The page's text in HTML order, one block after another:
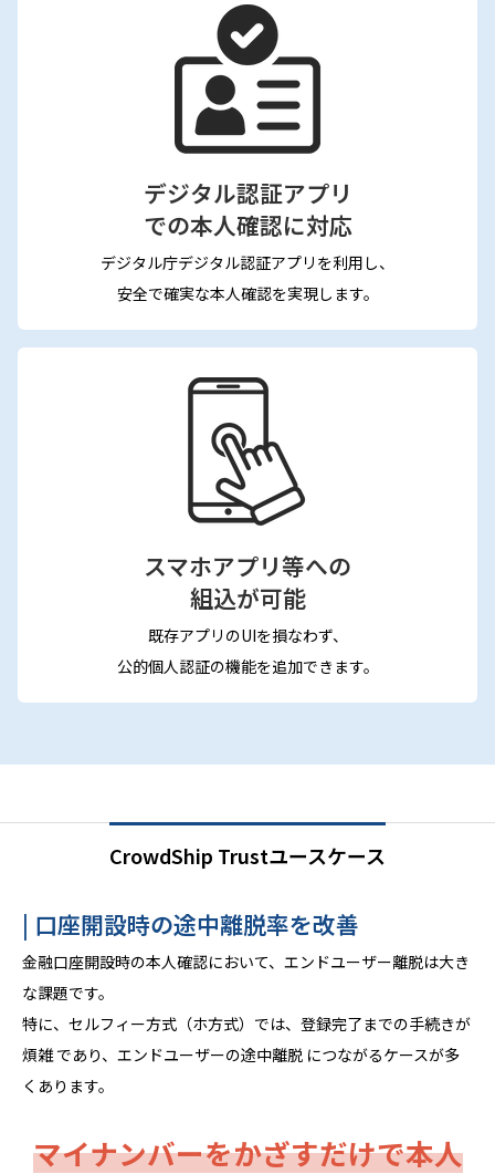
デジタル認証アプリ
での本人確認に対応
デジタル庁デジタル認証アプリを利用し、
安全で確実な本人確認を実現します。
スマホアプリ等への
組込が可能
既存アプリのUIを損なわず、
公的個人認証の機能を追加できます。
CrowdShip Trustユースケース
| 口座開設時の途中離脱率を改善
金融口座開設時の本人確認において、エンドユーザー離脱は大き
な課題です。
特に、セルフィー方式（ホ方式）では、登録完了までの手続きが
煩雑 であり、エンドユーザーの途中離脱 につながるケースが多
くあります。
マイナンバーをかざすだけで本人